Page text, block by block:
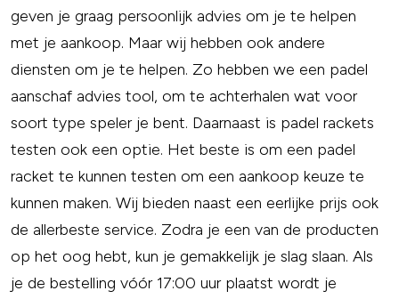
geven je graag persoonlijk advies om je te helpen
met je aankoop. Maar wij hebben ook andere
diensten om je te helpen. Zo hebben we een padel
aanschaf advies tool, om te achterhalen wat voor
soort type speler je bent. Daarnaast is padel rackets
testen ook een optie. Het beste is om een padel
racket te kunnen testen om een aankoop keuze te
kunnen maken. Wij bieden naast een eerlijke prijs ook
de allerbeste service. Zodra je een van de producten
op het oog hebt, kun je gemakkelijk je slag slaan. Als
je de bestelling vóór 17:00 uur plaatst wordt je